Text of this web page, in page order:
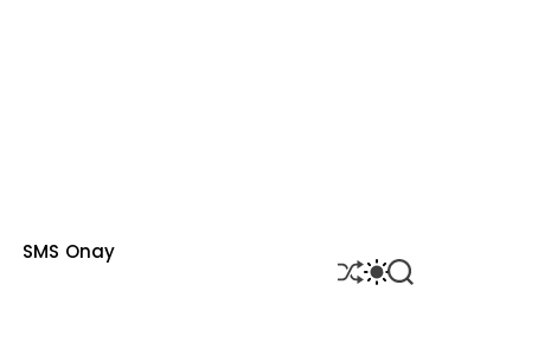
SMS Onay
S
H
S
W
S
E